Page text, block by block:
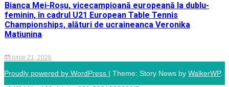
Bianca Mei-Roșu, vicecampioană europeană la dublu-
feminin, în cadrul U21 European Table Tennis
Championships, alături de ucraineanca Veronika
Matiunina
iunie 21, 2026
Proudly powered by WordPress | Theme: Story News by WalkerWP.